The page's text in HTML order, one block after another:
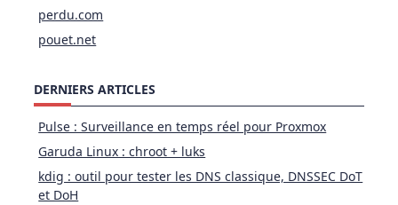
perdu.com
pouet.net
DERNIERS ARTICLES
Pulse : Surveillance en temps réel pour Proxmox
Garuda Linux : chroot + luks
kdig : outil pour tester les DNS classique, DNSSEC DoT
et DoH